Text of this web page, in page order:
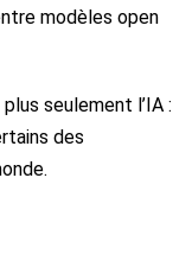
modèles open
seulement l’IA :
des